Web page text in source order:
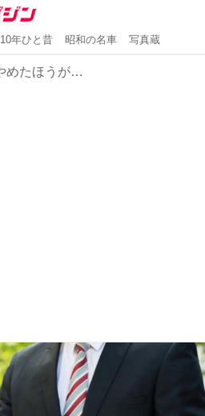
10年ひと昔 昭和の名車 写真蔵
車一括査定はやめたほうがいい？よくあるトラブルと対策について